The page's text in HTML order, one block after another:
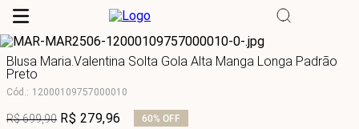
Blusa Maria.Valentina Solta Gola Alta Manga Longa Padrão
Preto
Cód.: 12000109757000010
R$699,90 R$ 279,96 60% OFF